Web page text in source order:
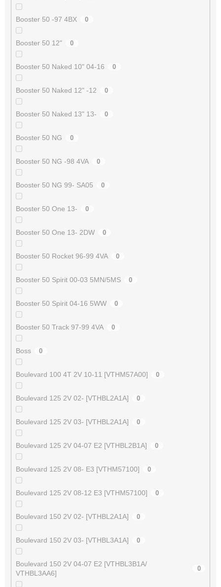
Booster 50 -97 4BX 0
Booster 50 12" 0
Booster 50 Naked 10" 04-16 0
Booster 50 Naked 12" -12 0
Booster 50 Naked 13" 13- 0
Booster 50 NG 0
Booster 50 NG -98 4VA 0
Booster 50 NG 99- SA05 0
Booster 50 One 13- 0
Booster 50 One 13- 2DW 0
Booster 50 Rocket 96-99 4VA 0
Booster 50 Spirit 00-03 5MN/5MS 0
Booster 50 Spirit 04-16 5WW 0
Booster 50 Track 97-99 4VA 0
Boss 0
Boulevard 100 4T 2V 10-11 [VTHM57A00] 0
Boulevard 125 2V 02- [VTHBL2A1A] 0
Boulevard 125 2V 03- [VTHBL2A1A] 0
Boulevard 125 2V 04-07 E2 [VTHBL2B1A] 0
Boulevard 125 2V 08- E3 [VTHM57100] 0
Boulevard 125 2V 08-12 E3 [VTHM57100] 0
Boulevard 150 2V 02- [VTHBL2A1A] 0
Boulevard 150 2V 03- [VTHBL3A1A] 0
Boulevard 150 2V 04-07 E2 [VTHBL3B1A/
VTHBL3AA6]
0